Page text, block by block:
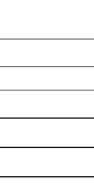
pedidos,